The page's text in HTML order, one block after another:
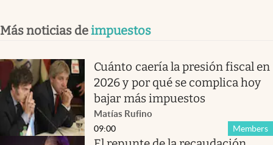
Más noticias deimpuestos
Cuánto caería la presión fiscal en
2026 y por qué se complica hoy
bajar más impuestos
Matías Rufino
Members
09:00